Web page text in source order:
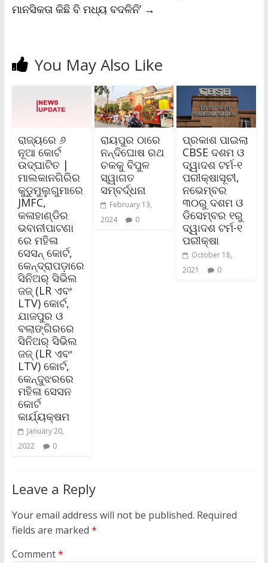
ମାନସିକତା କିଛି ବି ମଧ୍ୟ ବଦଳିନି’ →
You May Also Like
ରାଜ୍ୟରେ ୬
ନୂଆ କୋର୍ଟ
ଉଦ୍‌ଘାଟିତ |
ମାଲକାନଗିରିର
କୁଡୁମୁଲୁଗୁମାରେ
JMFC,
କଳାହାଣ୍ଡିର
ଭବାନୀପାଟଣା
ରେ ମହିଳା
ସେସନ୍‌ କୋର୍ଟ,
କେନ୍ଦ୍ରାପଡ଼ାରେ
ସିନିଅର୍‌ ସିଭିଲ
ଜଜ୍ (LR ଏବଂ
LTV) କୋର୍ଟ,
ଯାଜପୁର ଓ
ବଲାଙ୍ଗିରରେ
ସିନିଅର୍‌ ସିଭିଲ
ଜଜ୍ (LR ଏବଂ
LTV) କୋର୍ଟ,
କେନ୍ଦୁଝରରେ
ମହିଳା ସେସନ
କୋର୍ଟ
କାର୍ଯ୍ୟକ୍ଷମ
January 20,
2022
0
ରାୟପୁର ଠାରେ
ନନ୍ଦିଘୋଷ ରଥ
ଚକକୁ ବିପୁଳ
ସ୍ୱାଗତ
ସମ୍ବର୍ଦ୍ଧନା
February 13,
2024
0
ପ୍ରକାଶ ପାଇଲା
CBSE ଦଶମ ଓ
ଦ୍ୱାଦଶ ଟର୍ମ-୧
ପରୀକ୍ଷାସୂଚୀ,
ନଭେମ୍ବର
୩୦ରୁ ଦଶମ ଓ
ଡିସେମ୍ବର ୧ରୁ
ଦ୍ୱାଦଶ ଟର୍ମ-୧
ପରୀକ୍ଷା
October 18,
2021
0
Leave a Reply
Your email address will not be published. Required
fields are marked *
Comment*